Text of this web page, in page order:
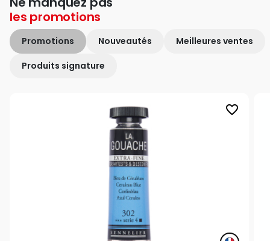
les promotions
Promotions Nouveautés Meilleures ventes
Produits signature
favorite_border